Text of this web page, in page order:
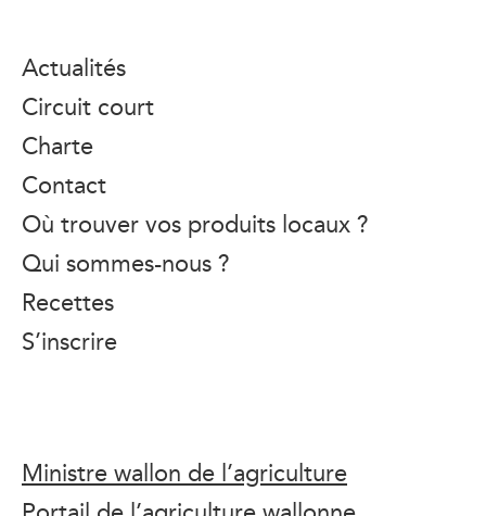
Actualités
Circuit court
Charte
Contact
Où trouver vos produits locaux ?
Qui sommes-nous ?
Recettes
S’inscrire
Ministre wallon de l’agriculture